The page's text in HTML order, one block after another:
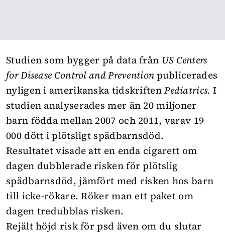
Studien som bygger på data från US Centers
for Disease Control and Preventionpublicerades
nyligen i amerikanska tidskriftenPediatrics. I
studien analyserades mer än 20 miljoner
barn födda mellan 2007 och 2011, varav 19
000 dött i plötsligt spädbarnsdöd.
Resultatet visade att en enda cigarett om
dagen dubblerade risken för plötslig
spädbarnsdöd, jämfört med risken hos barn
till icke-rökare. Röker man ett paket om
dagen tredubblas risken.
Rejält höjd risk för psd även om du slutar